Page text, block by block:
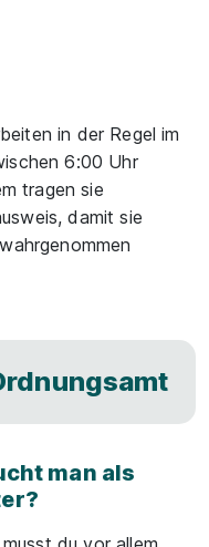
in der Regel im
6:00 Uhr
tragen sie
damit sie
man als